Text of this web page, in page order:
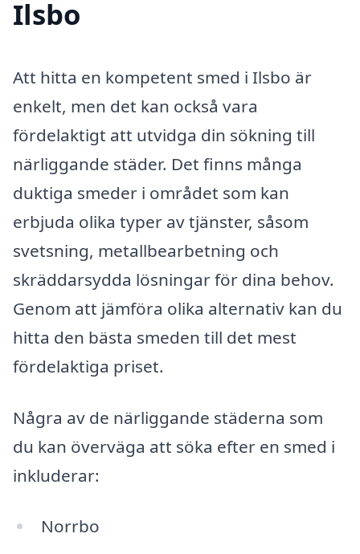
Ilsbo
Att hitta en kompetent smed i Ilsbo är
enkelt, men det kan också vara
fördelaktigt att utvidga din sökning till
närliggande städer. Det finns många
duktiga smeder i området som kan
erbjuda olika typer av tjänster, såsom
svetsning, metallbearbetning och
skräddarsydda lösningar för dina behov.
Genom att jämföra olika alternativ kan du
hitta den bästa smeden till det mest
fördelaktiga priset.
Några av de närliggande städerna som
du kan överväga att söka efter en smed i
inkluderar:
Norrbo